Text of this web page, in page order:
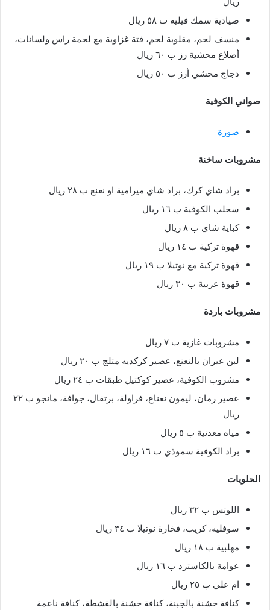
صيادية سمك فيليه ب ٥٨ ريال
منسف لحم، مقلوبة لحم، فتة غزاوية مع لحمة راس ولسانات،
أضلاع محشية رز ب ٦٠ ريال
دجاج محشي أرز ب ٥٠ ريال
صواني الكوفية
صورة
مشروبات ساخنة
براد شاي كرك، براد شاي ميرامية او نعنع ب ٢٨ ريال
سحلب الكوفية ب ١٦ ريال
كباية شاي ب ٨ ريال
قهوة تركية ب ١٤ ريال
قهوة تركية مع نوتيلا ب ١٩ ريال
قهوة عربية ب ٣٠ ريال
مشروبات باردة
مشروبات غازية ب ٧ ريال
لبن عيران بالنعنع، عصير كركديه مثلج ب ٢٠ ريال
مشروب الكوفية، عصير كوكتيل طبقات ب ٢٤ ريال
عصير رمان، ليمون نعناع، فراولة، برتقال، جوافة، مانجو ب ٢٢
ريال
مياه معدنية ب ٥ ريال
براد الكوفية سموذي ب ١٦ ريال
الحلويات
اللوتس ب ٣٢ ريال
سوفليه، كريب، فخارة نوتيلا ب ٣٤ ريال
مهلبية ب ١٨ ريال
عوامة بالكاسترد ب ١٦ ريال
ام علي ب ٢٥ ريال
كنافة خشنة بالجبنة، كنافة خشنة بالقشطة، كنافة ناعمة